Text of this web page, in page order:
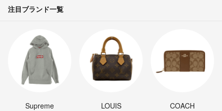
注目ブランド一覧
Supreme
LOUIS
COACH